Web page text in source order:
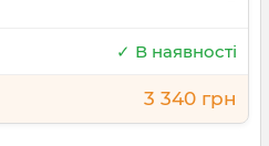
✓ В наявності
3 340 грн